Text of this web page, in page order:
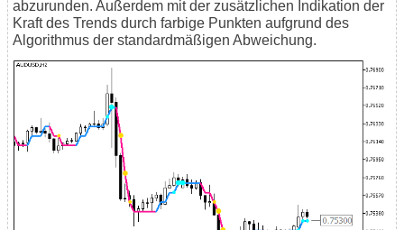
abzurunden. Außerdem mit der zusätzlichen Indikation der
Kraft des Trends durch farbige Punkten aufgrund des
Algorithmus der standardmäßigen Abweichung.